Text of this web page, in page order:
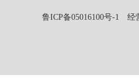
鲁ICP备05016100号-1 经